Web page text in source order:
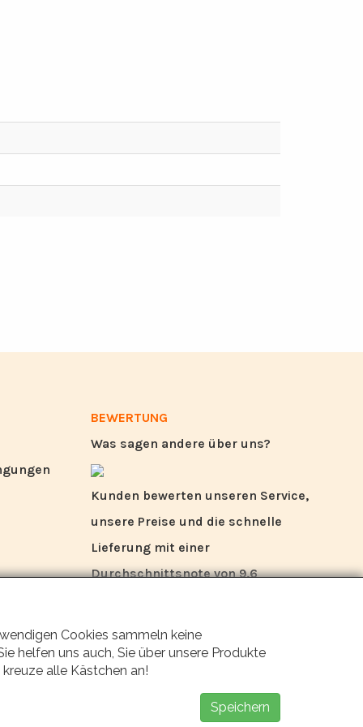
BEWERTUNG
Was sagen andere über uns?
Kunden bewerten unseren Service,
unsere Preise und die schnelle
Lieferung mit einer
Durchschnittsnote von 9,6
Cookies sammeln keine
helfen uns auch, Sie über unsere Produkte
alle Kästchen an!
Speichern